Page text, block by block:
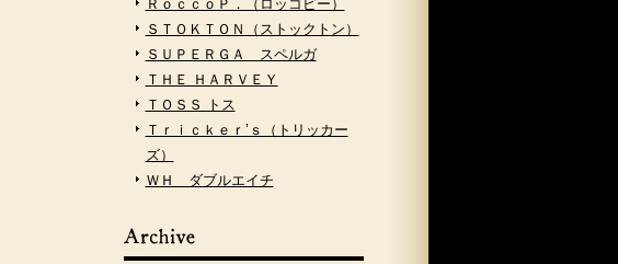
ＲｏｃｃｏＰ．（ロッコピー）
ＳＴＯＫＴＯＮ（ストックトン）
ＳＵＰＥＲＧＡ スペルガ
ＴＨＥ ＨＡＲＶＥＹ
ＴＯＳＳ トス
Ｔｒｉｃｋｅｒ’ｓ（トリッカー
ズ）
ＷＨ ダブルエイチ